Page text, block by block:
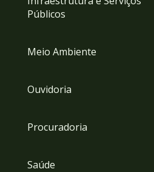
Públicos
Meio Ambiente
Ouvidoria
Procuradoria
Saúde